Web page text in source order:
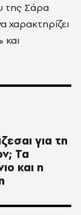
της Σάρα
χαρακτηρίζει
και
για τη
Τα
και η